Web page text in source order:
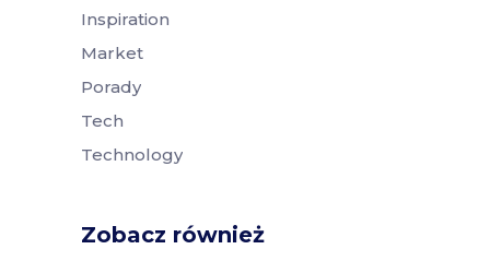
Inspiration
Market
Porady
Tech
Technology
Zobacz również